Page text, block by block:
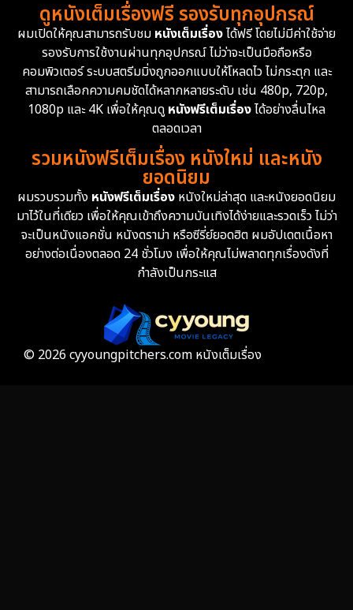
Dystopian 16
Emotional 61
Epic มหากาพย์ 213
Family ครอบครัว 359
Fantasy จินตนาการ 319
Fiction 9
ดูหนังเต็มเรื่องฟรี รองรับทุกอุปกรณ์
ผมเปิดให้คุณสามารถรับชม หนังเต็มเรื่องได้ฟรี โดยไม่มีค่าใช้จ่าย
รองรับการใช้งานผ่านทุกอุปกรณ์ ไม่ว่าจะเป็นมือถือหรือ
คอมพิวเตอร์ ระบบสตรีมมิ่งถูกออกแบบให้โหลดไว ไม่กระตุก และ
สามารถเลือกความคมชัดได้หลากหลายระดับ เช่น 480p, 720p,
1080p และ 4K เพื่อให้คุณดูหนังฟรีเต็มเรื่องได้อย่างลื่นไหล
ตลอดเวลา
รวมหนังฟรีเต็มเรื่อง หนังใหม่ และหนัง
ยอดนิยม
ผมรวบรวมทั้ง หนังฟรีเต็มเรื่อง หนังใหม่ล่าสุด และหนังยอดนิยม
มาไว้ในที่เดียว เพื่อให้คุณเข้าถึงความบันเทิงได้ง่ายและรวดเร็ว ไม่ว่า
จะเป็นหนังแอคชั่น หนังดราม่า หรือซีรี่ย์ยอดฮิต ผมอัปเดตเนื้อหา
อย่างต่อเนื่องตลอด 24 ชั่วโมง เพื่อให้คุณไม่พลาดทุกเรื่องดังที่
กำลังเป็นกระแส
© 2026 cyyoungpitchers.com หนังเต็มเรื่อง